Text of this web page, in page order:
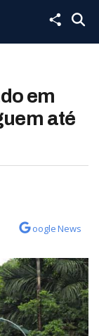
em
até
oogle News